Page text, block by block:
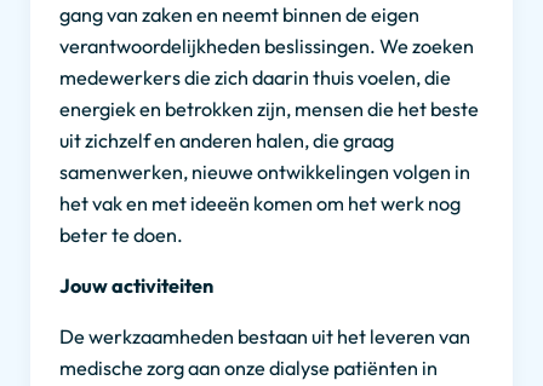
gang van zaken en neemt binnen de eigen
verantwoordelijkheden beslissingen. We zoeken
medewerkers die zich daarin thuis voelen, die
energiek en betrokken zijn, mensen die het beste
uit zichzelf en anderen halen, die graag
samenwerken, nieuwe ontwikkelingen volgen in
het vak en met ideeën komen om het werk nog
beter te doen.
Jouw activiteiten
De werkzaamheden bestaan uit het leveren van
medische zorg aan onze dialyse patiënten in